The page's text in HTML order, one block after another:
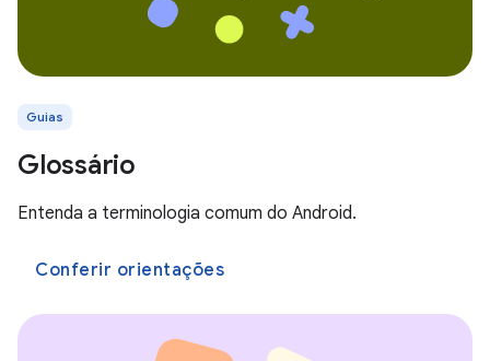
Guias
Glossário
Entenda a terminologia comum do Android.
Conferir orientações